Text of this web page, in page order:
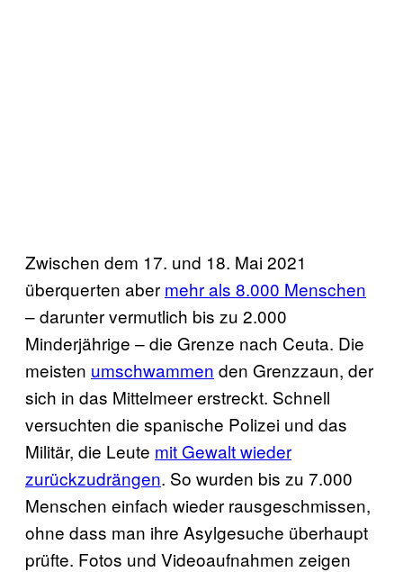
Zwischen dem 17. und 18. Mai 2021
überquerten aber mehr als 8.000 Menschen
– darunter vermutlich bis zu 2.000
Minderjährige – die Grenze nach Ceuta. Die
meisten umschwammen den Grenzzaun, der
sich in das Mittelmeer erstreckt. Schnell
versuchten die spanische Polizei und das
Militär, die Leute mit Gewalt wieder
zurückzudrängen. So wurden bis zu 7.000
Menschen einfach wieder rausgeschmissen,
ohne dass man ihre Asylgesuche überhaupt
prüfte. Fotos und Videoaufnahmen zeigen